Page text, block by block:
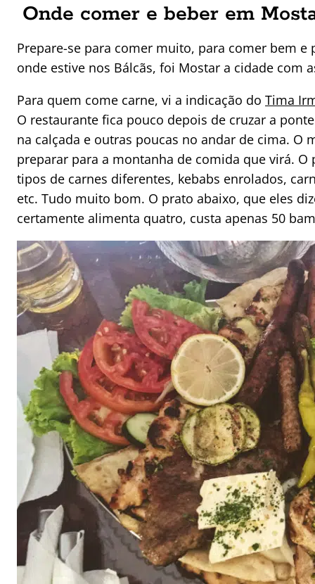
Onde comer e beber em
Prepare-se para comer muito, para comer bem
onde estive nos Bálcãs, foi Mostar a cidade com
Para quem come carne, vi a indicação do Tima
O restaurante fica pouco depois de cruzar a
na calçada e outras poucas no andar de cima. O
preparar para a montanha de comida que virá.
tipos de carnes diferentes, kebabs enrolados,
etc. Tudo muito bom. O prato abaixo, que eles
certamente alimenta quatro, custa apenas 50